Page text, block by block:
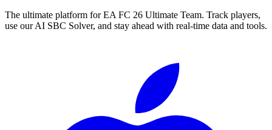
The ultimate platform for EA FC 26 Ultimate Team. Track players,
use our AI SBC Solver, and stay ahead with real-time data and tools.